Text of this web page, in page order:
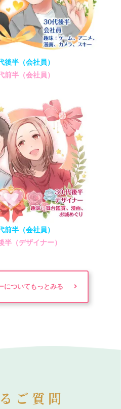
後半（会社員）
前半（会社員）
前半（会社員）
半（デザイナー）
についてもっとみる
ご質問